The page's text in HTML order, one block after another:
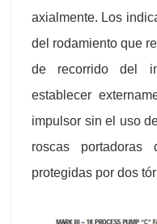
axialmente. Los
del rodamiento que
de recorrido del
establecer
impulsor sin el uso
roscas portadoras
protegidas por dos